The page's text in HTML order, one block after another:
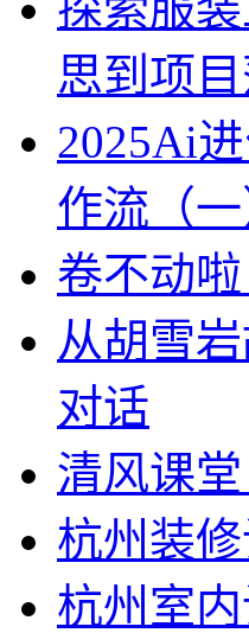
思到项
2025Ai
作流（一
卷不动
从胡雪
对话
清风课
杭州装
杭州室